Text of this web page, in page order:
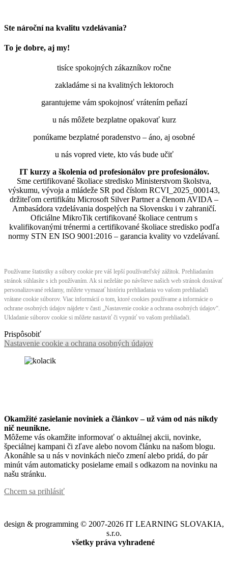
Ste nároční na kvalitu vzdelávania?
To je dobre, aj my!
tisíce spokojných zákazníkov ročne
zakladáme si na kvalitných lektoroch
garantujeme vám spokojnosť vrátením peňazí
u nás môžete bezplatne opakovať kurz
ponúkame bezplatné poradenstvo – áno, aj osobné
u nás vopred viete, kto vás bude učiť
IT kurzy a školenia od profesionálov pre profesionálov.
Sme certifikované školiace stredisko Ministerstvom školstva,
výskumu, vývoja a mládeže SR pod číslom RCVI_2025_000143,
držiteľom certifikátu Microsoft Silver Partner a členom AVIDA –
Ambasádora vzdelávania dospelých na Slovensku i v zahraničí.​​​​​​​​​​​​​​​​
Oficiálne MikroTik certifikované školiace centrum s
kvalifikovanými trénermi ​​​​​​​​​​a certifikované školiace stredisko podľa
normy STN EN ISO 9001:2016 – garancia kvality vo vzdelávaní.
Používame štatistiky a súbory cookie pre váš lepší používateľský zážitok. Prehliadaním
stránok súhlasíte s ich používaním. Ak si neželáte po návšteve našich web stránok dostávať
personalizované reklamy, môžete vymazať históriu prehliadania vo vašom prehliadači
vrátane cookie súborov. Viac informácií o tom, ktoré cookies používame a informácie o
ochrane osobných údajov nájdete v časti „Nastavenie cookie a ochrana osobných údajov“.
Ukladanie súborov cookie si môžete nastaviť či vypnúť vo vašom prehliadači.
Prispôsobiť
Nastavenie cookie a ochrana osobných údajov
Okamžité zasielanie noviniek a článkov – už vám od nás nikdy
nič neunikne.
Môžeme vás okamžite informovať o aktuálnej akcii, novinke,
špeciálnej kampani či zľave alebo novom článku na našom blogu.
Akonáhle sa u nás v novinkách niečo zmení alebo pridá, do pár
minút vám automaticky posielame email s odkazom na novinku na
našu stránku.
Chcem sa prihlásiť
design & programming © 2007-2026 IT LEARNING SLOVAKIA,
s.r.o.
všetky práva vyhradené